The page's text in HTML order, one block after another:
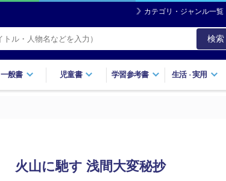
カテゴリ・ジャンル一覧
検索
一般書 児童書 学習参考書 生活・実用
火山に馳す 浅間大変秘抄